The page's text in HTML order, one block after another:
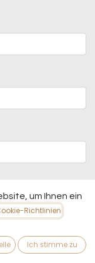
um Ihnen ein
Richtlinien
Ich stimme zu